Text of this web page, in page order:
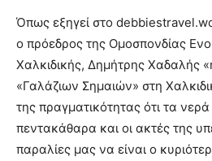
Όπως εξηγεί στο
ο πρόεδρος της Ομοσπονδίας
Χαλκιδικής, Δημήτρης Χαδαλής
«Γαλάζιων Σημαιών» στη
της πραγματικότητας ότι τα νερά
πεντακάθαρα και οι ακτές της
παραλίες μας να είναι ο